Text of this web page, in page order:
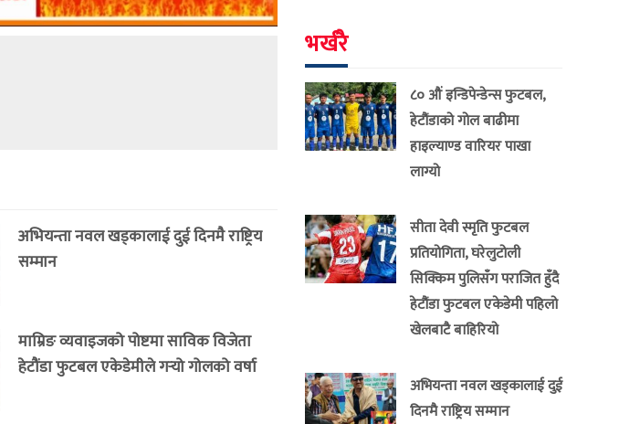
अभियन्ता नवल खड्कालाई दुई दिनमै राष्ट्रिय
सम्मान
माम्रिङ व्यवाइजको पोष्टमा साविक विजेता
हेटौंडा फुटबल एकेडेमीले गर्‍यो गोलको वर्षा
भर्खरै
८० औं इन्डिपेन्डेन्स फुटबल,
हेटौंडाको गोल बाढीमा
हाइल्याण्ड वारियर पाखा
लाग्यो
सीता देवी स्मृति फुटबल
प्रतियोगिता, घरेलुटोली
सिक्किम पुलिसँग पराजित हुँदै
हेटौंडा फुटबल एकेडेमी पहिलो
खेलबाटै बाहिरियो
अभियन्ता नवल खड्कालाई दुई
दिनमै राष्ट्रिय सम्मान